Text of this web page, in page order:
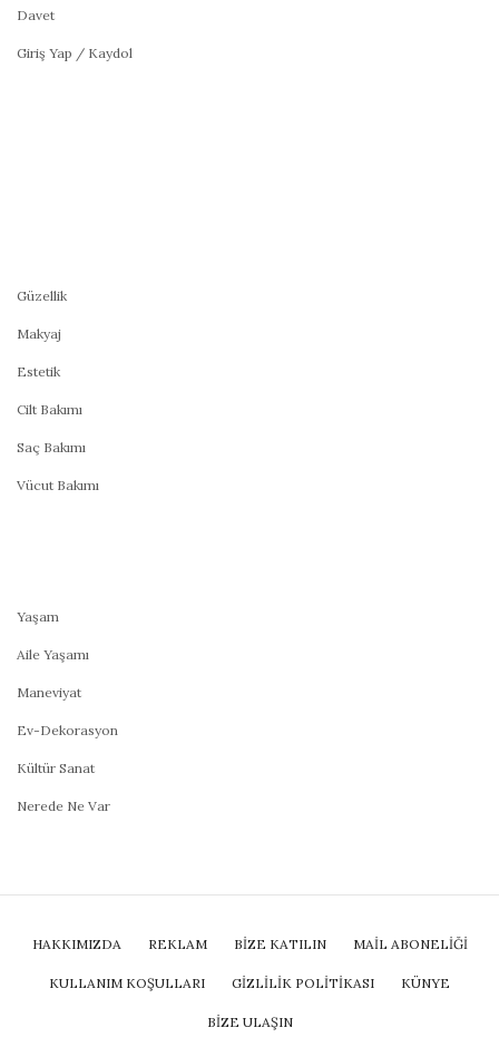
Davet
Giriş Yap / Kaydol
Güzellik
Makyaj
Estetik
Cilt Bakımı
Saç Bakımı
Vücut Bakımı
Yaşam
Aile Yaşamı
Maneviyat
Ev-Dekorasyon
Kültür Sanat
Nerede Ne Var
HAKKIMIZDA REKLAM BİZE KATILIN MAIL ABONELIĞI
KULLANIM KOŞULLARI GIZLILIK POLITIKASI KÜNYE
BIZE ULAŞIN